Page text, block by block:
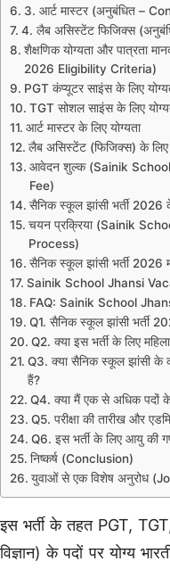
3. आर्ट मास्टर (अनुबंधित –
4. लैब असिस्टेंट फिजिक्स
शैक्षणिक योग्यता और पात्रता
2026 Eligibility Criteria)
PGT कंप्यूटर साइंस के लिए
TGT सोशल साइंस के लिए
आर्ट मास्टर के लिए योग्यता
लैब असिस्टेंट (फिजिक्स) के लिए
आवेदन शुल्क (Sainik
Fee)
सैनिक स्कूल झांसी भर्ती
चयन प्रक्रिया (Sainik
Process)
सैनिक स्कूल झांसी भर्ती 2026
Sainik School Jhansi
FAQ: Sainik School
Q1. सैनिक स्कूल झांसी भर्ती
Q2. क्या इस भर्ती के लिए
Q3. क्या सैनिक स्कूल झांसी के
हैं?
Q4. क्या मैं एक से अधिक पदों
Q5. परीक्षा की तारीख और
Q6. इस भर्ती के लिए आयु की
निष्कर्ष (Conclusion)
युवाओं से एक विशेष अनुरोध
इस भर्ती के तहत PGT,
विज्ञान) के पदों पर योग्य